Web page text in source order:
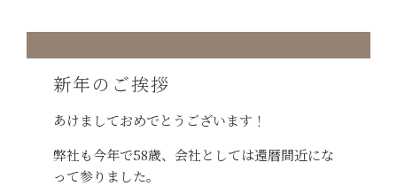
新年のご挨拶
あけましておめでとうございます！
弊社も今年で58歳、会社としては還暦間近にな
って参りました。